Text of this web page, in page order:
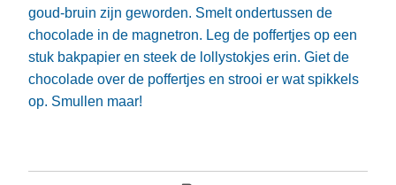
goud-bruin zijn geworden. Smelt ondertussen de
chocolade in de magnetron. Leg de poffertjes op een
stuk bakpapier en steek de lollystokjes erin. Giet de
chocolade over de poffertjes en strooi er wat spikkels
op. Smullen maar!